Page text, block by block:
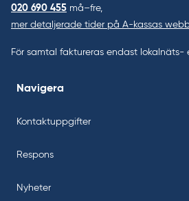
020 690 455 må–fre,
mer detaljerade tider på A-kassas
För samtal faktureras endast lokalnäts-
Navigera
Kontaktuppgifter
Respons
Nyheter